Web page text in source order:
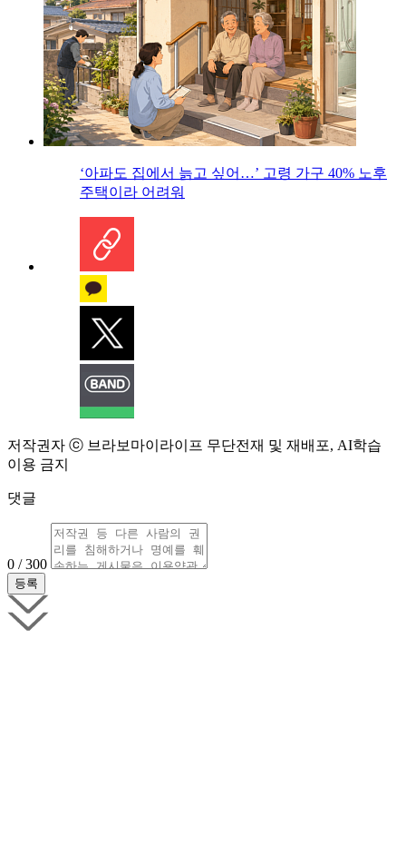
‘아파도 집에서 늙고 싶어…’ 고령 가구 40% 노후
주택이라 어려워
저작권자 ⓒ 브라보마이라이프 무단전재 및 재배포, AI학습
이용 금지
댓글
0 / 300